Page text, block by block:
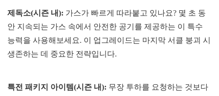
제독소(시즌 내): 가스가 빠르게 따라붙고 있나요? 몇 초 동
안 지속되는 가스 속에서 안전한 공기를 제공하는 이 특수
능력을 사용해보세요. 이 업그레이드는 마지막 서클 붕괴 시
생존하는 데 중요한 전략입니다.
특전 패키지 아이템(시즌 내): 무장 투하를 요청하는 것보다